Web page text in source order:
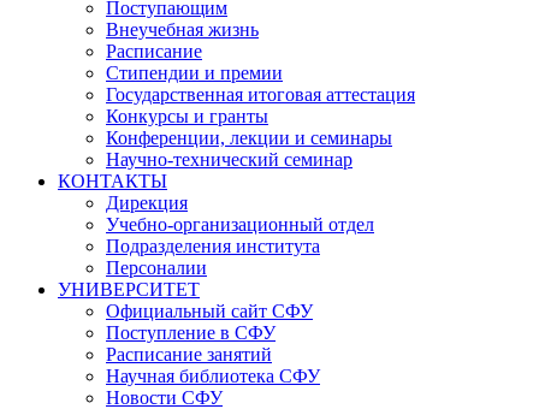
Поступающим
Внеучебная жизнь
Расписание
Стипендии и премии
Государственная итоговая аттестация
Конкурсы и гранты
Конференции, лекции и семинары
Научно-технический семинар
КОНТАКТЫ
Дирекция
Учебно-организационный отдел
Подразделения института
Персоналии
УНИВЕРСИТЕТ
Официальный сайт СФУ
Поступление в СФУ
Расписание занятий
Научная библиотека СФУ
Новости СФУ